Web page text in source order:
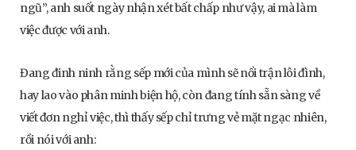
ngũ”, anh suốt ngày nhận xét bất chấp như vậy, ai mà làm
việc được với anh.
Đang đinh ninh rằng sếp mới của mình sẽ nổi trận lôi đình,
hay lao vào phân minh biện hộ, còn đang tính sẵn sàng về
viết đơn nghỉ việc, thì thấy sếp chỉ trưng vẻ mặt ngạc nhiên,
rồi nói với anh: